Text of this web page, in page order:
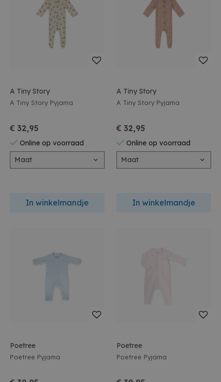
A Tiny Story
A Tiny Story Pyjama
€ 32,95
Online op voorraad
Maat
In winkelmandje
A Tiny Story
A Tiny Story Pyjama
€ 32,95
Online op voorraad
Maat
In winkelmandje
Poetree
Poetree Pyjama
Poetree
Poetree Pyjama